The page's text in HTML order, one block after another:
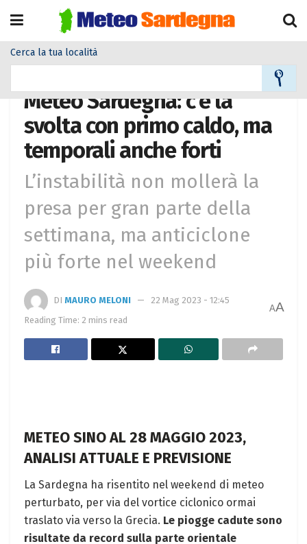
Cerca la tua località
Meteo Sardegna: c’è la
svolta con primo caldo, ma
temporali anche forti
L’instabilità non mollerà la
presa per gran parte della
settimana, ma anticiclone
più forte nel weekend
DI MAURO MELONI
22 Mag 2023 - 12:45
Reading Time: 2 mins read
AA
METEO SINO AL 28 MAGGIO 2023,
ANALISI ATTUALE E PREVISIONE
La Sardegna ha risentito nel weekend di meteo
perturbato, per via del vortice ciclonico ormai
traslato via verso la Grecia. Le piogge cadute sono
risultate da record sulla parte orientale